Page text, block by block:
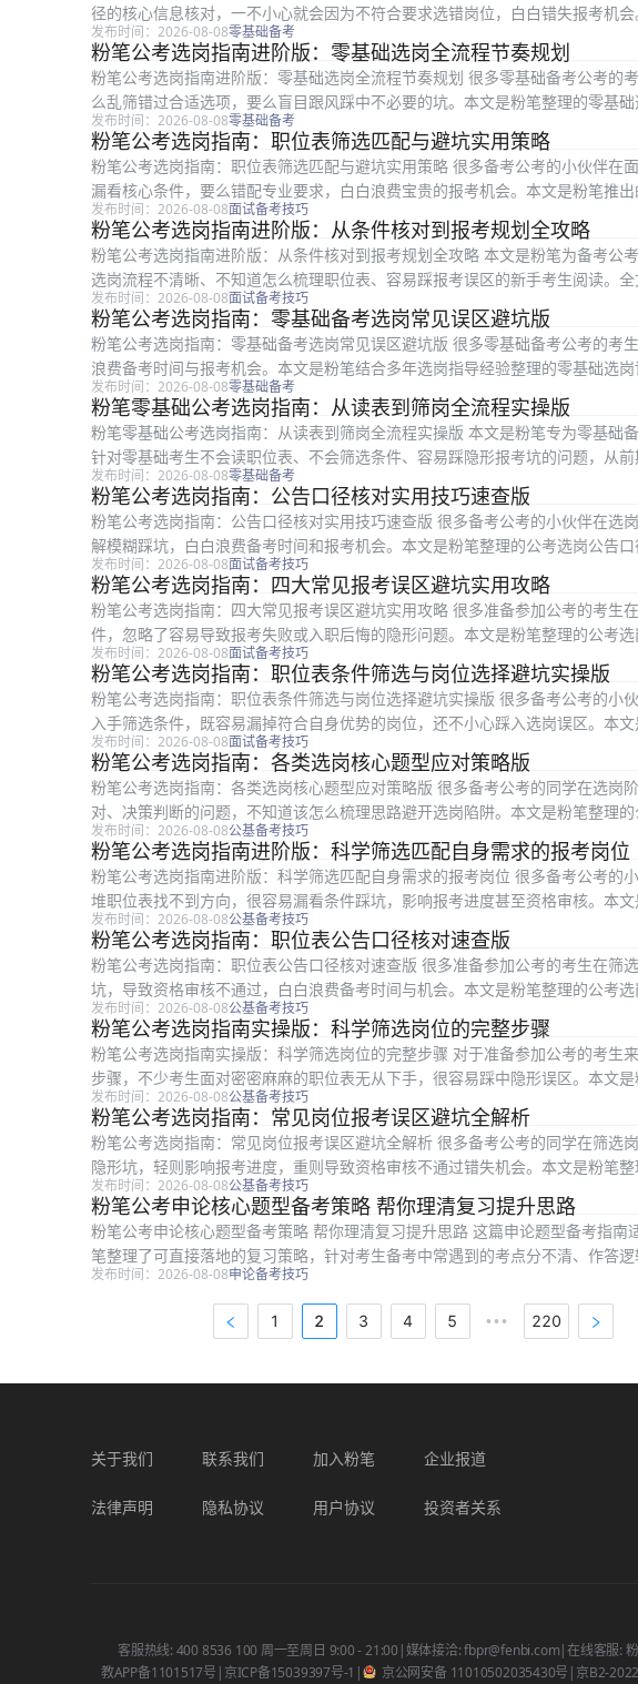
径的核心信息核对，一不小心就会因为不符合要求选错岗位，白白错失报考机
查版，面向所有零基础备考考生，围绕...
发布时间：2026-08-08零基础备考
粉笔公考选岗指南进阶版：零基础选岗全流程节奏规划
粉笔公考选岗指南进阶版：零基础选岗全流程节奏规划 很多零基础备考公考的
么乱筛错过合适选项，要么盲目跟风踩中不必要的坑。本文是粉笔整理的零基
一次接触公考选岗的备考者，按照初筛...
发布时间：2026-08-08零基础备考
粉笔公考选岗指南：职位表筛选匹配与避坑实用策略
粉笔公考选岗指南：职位表筛选匹配与避坑实用策略 很多备考公考的小伙伴在
漏看核心条件，要么错配专业要求，白白浪费宝贵的报考机会。本文是粉笔推
公考报考的考生，从职位表拆解、专业...
发布时间：2026-08-08面试备考技巧
粉笔公考选岗指南进阶版：从条件核对到报考规划全攻略
粉笔公考选岗指南进阶版：从条件核对到报考规划全攻略 本文是粉笔为备考公
选岗流程不清晰、不知道怎么梳理职位表、容易踩报考误区的新手考生阅读。
信息拆解、风险岗位识别到最终结合备...
发布时间：2026-08-08面试备考技巧
粉笔公考选岗指南：零基础备考选岗常见误区避坑版
粉笔公考选岗指南：零基础备考选岗常见误区避坑版 很多零基础备考公考的考
浪费备考时间与报考机会。本文是粉笔结合多年选岗指导经验整理的零基础选
碰到的专业匹配、服务期要求、岗位选...
发布时间：2026-08-08零基础备考
粉笔零基础公考选岗指南：从读表到筛岗全流程实操版
粉笔零基础公考选岗指南：从读表到筛岗全流程实操版 本文是粉笔专为零基础
针对零基础考生不会读职位表、不会筛选条件、容易踩隐形报考坑的问题，从
误区避坑到最终确认核对，全流程给出...
发布时间：2026-08-08零基础备考
粉笔公考选岗指南：公告口径核对实用技巧速查版
粉笔公考选岗指南：公告口径核对实用技巧速查版 很多备考公考的小伙伴在选
解模糊踩坑，白白浪费备考时间和报考机会。本文是粉笔整理的公考选岗公告
公考的考生参考，全文从选岗第一步的...
发布时间：2026-08-08面试备考技巧
粉笔公考选岗指南：四大常见报考误区避坑实用攻略
粉笔公考选岗指南：四大常见报考误区避坑实用攻略 很多准备参加公考的考生
件，忽略了容易导致报考失败或入职后悔的隐形问题。本文是粉笔整理的公考
公考的考生参考，内容围绕选岗过程中...
发布时间：2026-08-08面试备考技巧
粉笔公考选岗指南：职位表条件筛选与岗位选择避坑实操版
粉笔公考选岗指南：职位表条件筛选与岗位选择避坑实操版 很多备考公考的小
入手筛选条件，既容易漏掉符合自身优势的岗位，还不小心踩入选岗误区。本
所有备考公考的考生，从核心条件筛选...
发布时间：2026-08-08面试备考技巧
粉笔公考选岗指南：各类选岗核心题型应对策略版
粉笔公考选岗指南：各类选岗核心题型应对策略版 很多备考公考的同学在选岗
对、决策判断的问题，不知道该怎么梳理思路避开选岗陷阱。本文是粉笔整理
进行选岗的公考备考考生，全文从常见条...
发布时间：2026-08-08公基备考技巧
粉笔公考选岗指南进阶版：科学筛选匹配自身需求的报考岗位
粉笔公考选岗指南进阶版：科学筛选匹配自身需求的报考岗位 很多备考公考的
堆职位表找不到方向，很容易漏看条件踩坑，影响报考进度甚至资格审核。本
合所有备考公考的考生阅读，从选岗前...
发布时间：2026-08-08公基备考技巧
粉笔公考选岗指南：职位表公告口径核对速查版
粉笔公考选岗指南：职位表公告口径核对速查版 很多准备参加公考的考生在筛
坑，导致资格审核不通过，白白浪费备考时间与机会。本文是粉笔整理的公考
准备报考公考的考生参考使用，内容围绕...
发布时间：2026-08-08公基备考技巧
粉笔公考选岗指南实操版：科学筛选岗位的完整步骤
粉笔公考选岗指南实操版：科学筛选岗位的完整步骤 对于准备参加公考的考生
步骤，不少考生面对密密麻麻的职位表无从下手，很容易踩中隐形误区。本文
生梳理职位表、筛选岗位的全流程给出...
发布时间：2026-08-08公基备考技巧
粉笔公考选岗指南：常见岗位报考误区避坑全解析
粉笔公考选岗指南：常见岗位报考误区避坑全解析 很多备考公考的同学在筛选
隐形坑，轻则影响报考进度，重则导致资格审核不通过错失机会。本文是粉笔
选中最容易出错的四类问题拆解分析，...
发布时间：2026-08-08公基备考技巧
粉笔公考申论核心题型备考策略 帮你理清复习提升思路
粉笔公考申论核心题型备考策略 帮你理清复习提升思路 这篇申论题型备考指南
笔整理了可直接落地的复习策略，针对考生备考中常遇到的考点分不清、作答
等问题，逐一给出对应解决方法。文章...
发布时间：2026-08-08申论备考技巧
1 2 3 4 5 ••• 220
关于我们 联系我们 加入粉笔 企业报道
法律声明 隐私协议 用户协议 投资者关系
客服热线: 400 8536 100 周一至周日 9:00 - 21:00 |媒体接洽: fbpr@fenbi.com|在线客服:
教APP备1101517号 | 京ICP备15039397号-1 | 京公网安备 11010502035430号 | 京B2-